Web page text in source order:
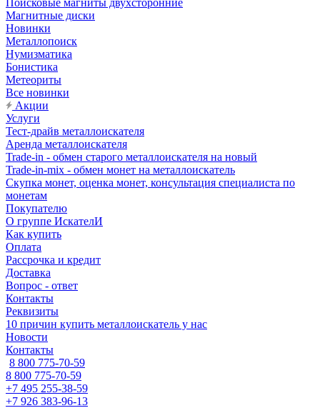
Поисковые магниты двухсторонние
Магнитные диски
Новинки
Металлопоиск
Нумизматика
Бонистика
Метеориты
Все новинки
Акции
Услуги
Тест-драйв металлоискателя
Аренда металлоискателя
Trade-in - обмен старого металлоискателя на новый
Trade-in-mix - обмен монет на металлоискатель
Скупка монет, оценка монет, консультация специалиста по
монетам
Покупателю
О группе ИскателИ
Как купить
Оплата
Рассрочка и кредит
Доставка
Вопрос - ответ
Контакты
Реквизиты
10 причин купить металлоискатель у нас
Новости
Контакты
8 800 775-70-59
8 800 775-70-59
+7 495 255-38-59
+7 926 383-96-13